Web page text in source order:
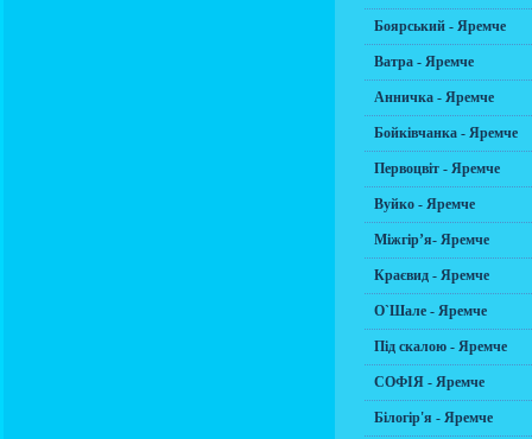
Боярський - Яремче
Ватра - Яремче
Анничка - Яремче
Бойківчанка - Яремче
Первоцвіт - Яремче
Вуйко - Яремче
Міжгір’я- Яремче
Краєвид - Яремче
О`Шале - Яремче
Під скалою - Яремче
СОФІЯ - Яремче
Білогір'я - Яремче